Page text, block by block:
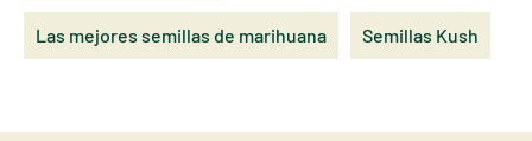
Las mejores semillas de marihuana Semillas Kush